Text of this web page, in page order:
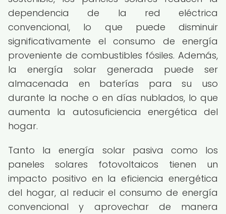
dependencia de la red eléctrica
convencional, lo que puede disminuir
significativamente el consumo de energía
proveniente de combustibles fósiles. Además,
la energía solar generada puede ser
almacenada en baterías para su uso
durante la noche o en días nublados, lo que
aumenta la autosuficiencia energética del
hogar.
Tanto la energía solar pasiva como los
paneles solares fotovoltaicos tienen un
impacto positivo en la eficiencia energética
del hogar, al reducir el consumo de energía
convencional y aprovechar de manera